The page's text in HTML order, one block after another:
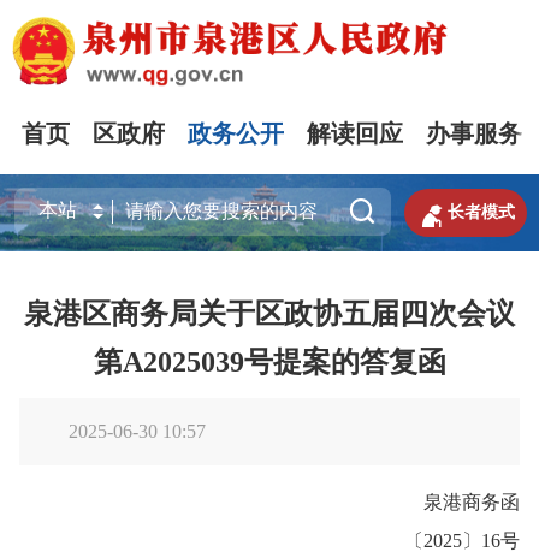
首页 区政府 政务公开 解读回应 办事服务
  长者模式
泉港区商务局关于区政协五届四次会议
第A2025039号提案的答复函
2025-06-30 10:57
泉港商务函
〔 2025〕 16号